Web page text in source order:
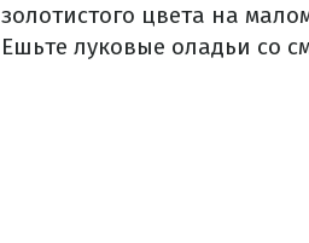
золотистого цвета на
Ешьте луковые оладьи со